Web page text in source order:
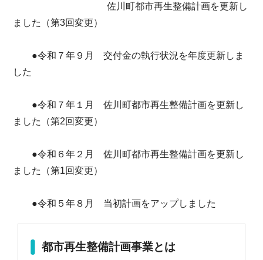
佐川町都市再生整備計画を更新し
ました（第3回変更）
●令和７年９月 交付金の執行状況を年度更新しま
した
●令和７年１月 佐川町都市再生整備計画を更新し
ました（第2回変更）
●令和６年２月 佐川町都市再生整備計画を更新し
ました（第1回変更）
●令和５年８月 当初計画をアップしました
都市再生整備計画事業とは